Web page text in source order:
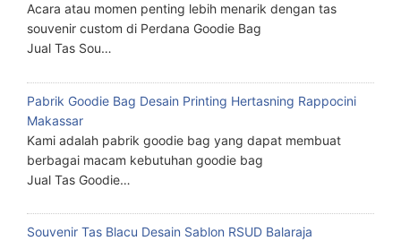
Acara atau momen penting lebih menarik dengan tas
souvenir custom di Perdana Goodie Bag
Jual Tas Sou…
Pabrik Goodie Bag Desain Printing Hertasning Rappocini
Makassar
Kami adalah pabrik goodie bag yang dapat membuat
berbagai macam kebutuhan goodie bag
Jual Tas Goodie…
Souvenir Tas Blacu Desain Sablon RSUD Balaraja